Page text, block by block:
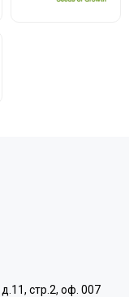
стр.2, оф. 007